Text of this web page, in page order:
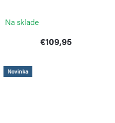
Na sklade
€109,95
Novinka